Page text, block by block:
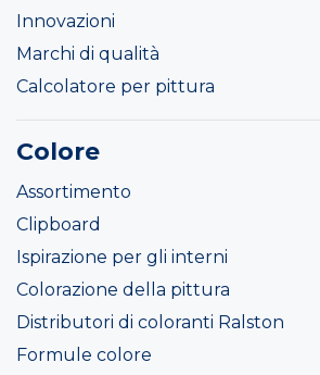
Innovazioni
Marchi di qualità
Calcolatore per pittura
Colore
Assortimento
Clipboard
Ispirazione per gli interni
Colorazione della pittura
Distributori di coloranti Ralston
Formule colore